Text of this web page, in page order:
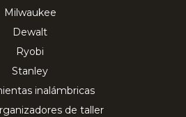
Milwaukee
Dewalt
Ryobi
Stanley
inalámbricas
de taller